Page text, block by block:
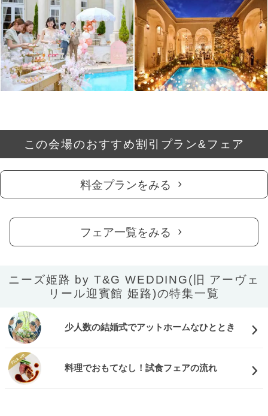
この会場のおすすめ割引プラン&フェア
料金プランをみる
フェア一覧をみる
ニーズ姫路 by T&G WEDDING(旧 アーヴェ
リール迎賓館 姫路)の特集一覧
少人数の結婚式でアットホームなひととき
料理でおもてなし！試食フェアの流れ